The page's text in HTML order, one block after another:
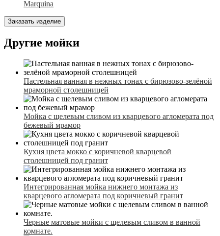
Marquina
Заказать изделие
Другие мойки
Пастельная ванная в нежных тонах с бирюзово-зелёной
мраморной столешницей
Мойка с щелевым сливом из кварцевого агломерата под
бежевый мрамор
Кухня цвета мокко с коричневой кварцевой
столешницей под гранит
Интегрированная мойка нижнего монтажа из
кварцевого агломерата под коричневый гранит
Черные матовые мойки с щелевым сливом в ванной
комнате.